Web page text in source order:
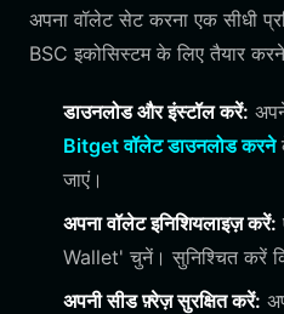
अपना वॉलेट सेट करना एक सीधी
BSC इकोसिस्टम के लिए तैयार
डाउनलोड और इंस्टॉल करें:
Bitget वॉलेट डाउनलोड करने
जाएं।
अपना वॉलेट इनिशियलाइज़ करें:
Wallet' चुनें। सुनिश्चित करें
अपनी सीड फ़्रेज़ सुरक्षित करें: